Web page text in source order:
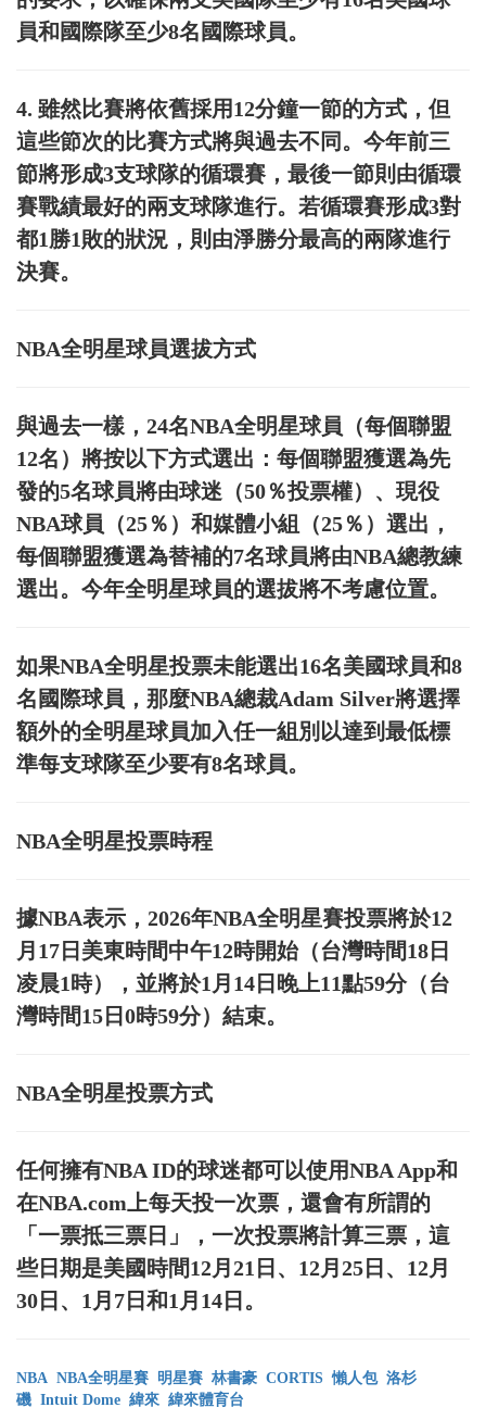
員和國際隊至少8名國際球員。
4. 雖然比賽將依舊採用12分鐘一節的方式，但
這些節次的比賽方式將與過去不同。今年前三
節將形成3支球隊的循環賽，最後一節則由循環
賽戰績最好的兩支球隊進行。若循環賽形成3對
都1勝1敗的狀況，則由淨勝分最高的兩隊進行
決賽。
NBA全明星球員選拔方式
與過去一樣，24名NBA全明星球員（每個聯盟
12名）將按以下方式選出：每個聯盟獲選為先
發的5名球員將由球迷（50％投票權）、現役
NBA球員（25％）和媒體小組（25％）選出，
每個聯盟獲選為替補的7名球員將由NBA總教練
選出。今年全明星球員的選拔將不考慮位置。
如果NBA全明星投票未能選出16名美國球員和8
名國際球員，那麼NBA總裁Adam Silver將選擇
額外的全明星球員加入任一組別以達到最低標
準每支球隊至少要有8名球員。
NBA全明星投票時程
據NBA表示，2026年NBA全明星賽投票將於12
月17日美東時間中午12時開始（台灣時間18日
凌晨1時），並將於1月14日晚上11點59分（台
灣時間15日0時59分）結束。
NBA全明星投票方式
任何擁有NBA ID的球迷都可以使用NBA App和
在NBA.com上每天投一次票，還會有所謂的
「一票抵三票日」，一次投票將計算三票，這
些日期是美國時間12月21日、12月25日、12月
30日、1月7日和1月14日。
NBA NBA全明星賽 明星賽 林書豪 CORTIS 懶人包 洛杉
磯 Intuit Dome 緯來 緯來體育台